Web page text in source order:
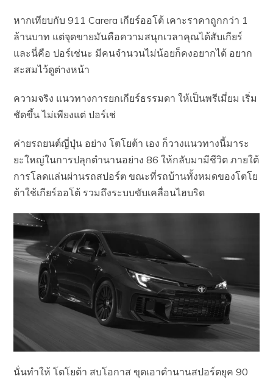
หากเทียบกับ 911 Carera เกียร์ออโต้ เคาะราคาถูกกว่า 1
ล้านบาท แต่จุดขายมันคือความสนุกเวลาคุณได้สับเกียร์
และนี่คือ ปอร์เช่นะ มีคนจำนวนไม่น้อยก็คงอยากได้ อยาก
สะสมไว้ดูต่างหน้า
ความจริง แนวทางการยกเกียร์ธรรมดา ให้เป็นพรีเมี่ยม เริ่ม
ชัดขึ้น ไม่เพียงแต่ ปอร์เช่
ค่ายรถยนต์ญี่ปุ่น อย่าง โตโยต้า เอง ก็วางแนวทางนี้มาระ
ยะใหญ่ในการปลุกตำนานอย่าง 86 ให้กลับมามีชีวิต ภายใต้
การโลดแล่นผ่านรถสปอร์ต ขณะที่รถบ้านทั้งหมดของโตโย
ต้าใช้เกียร์ออโต้ รวมถึงระบบขับเคลื่อนไฮบริด
นั่นทำให้ โตโยต้า สบโอกาส ขุดเอาตำนานสปอร์ตยุค 90